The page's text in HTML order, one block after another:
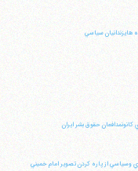
هايزندانيان سياسي
حقوق بشر ايران
وسياسي از پاره كردن تصوير امام خميني